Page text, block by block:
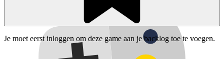
Je moet eerst inloggen om deze game aan je backlog toe te voegen.